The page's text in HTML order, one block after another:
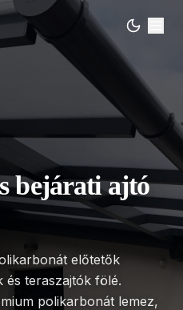
bejárati ajtó
előtetők
és teraszajtók fölé.
polikarbonát lemez,